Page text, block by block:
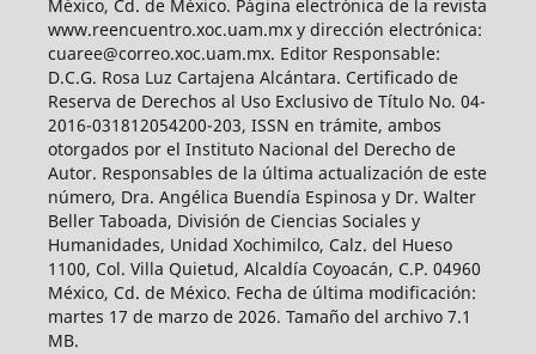
México, Cd. de México. Página electrónica de la revista
www.reencuentro.xoc.uam.mx y dirección electrónica:
cuaree@correo.xoc.uam.mx. Editor Responsable:
D.C.G. Rosa Luz Cartajena Alcántara. Certificado de
Reserva de Derechos al Uso Exclusivo de Título No. 04-
2016-031812054200-203, ISSN en trámite, ambos
otorgados por el Instituto Nacional del Derecho de
Autor. Responsables de la última actualización de este
número, Dra. Angélica Buendía Espinosa y Dr. Walter
Beller Taboada, División de Ciencias Sociales y
Humanidades, Unidad Xochimilco, Calz. del Hueso
1100, Col. Villa Quietud, Alcaldía Coyoacán, C.P. 04960
México, Cd. de México. Fecha de última modificación:
martes 17 de marzo de 2026. Tamaño del archivo 7.1
MB.